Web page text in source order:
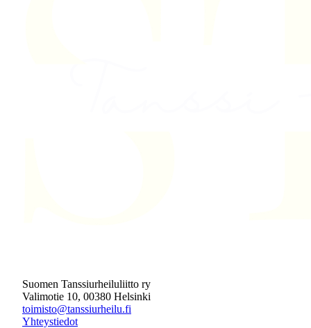
Suomen Tanssiurheiluliitto ry
Valimotie 10, 00380 Helsinki
toimisto@tanssiurheilu.fi
Yhteystiedot